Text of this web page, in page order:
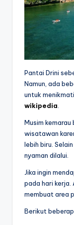
Pantai Drini
Namun, ada
untuk
wikipedia
Musim
wisatawan
lebih biru.
nyaman dilalui.
Jika ingin
pada hari kerja.
membuat area
Berikut